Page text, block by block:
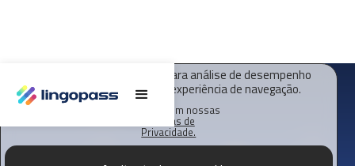
O Lingopass utiliza cookies para análise de desempenho
deste site e melhorar sua experiência de navegação.
Saiba mais em nossas
Políticas de
Privacidade.